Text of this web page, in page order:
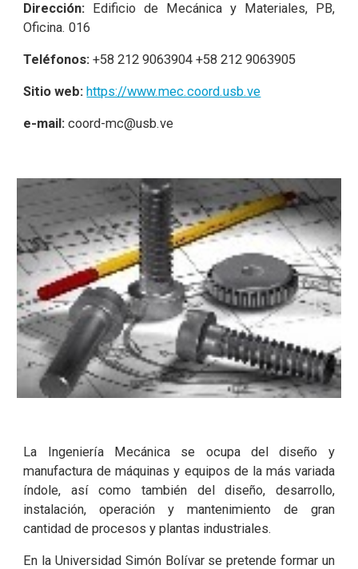
Dirección: Edificio de Mecánica y Materiales, PB,
Oficina. 016
Teléfonos:+58212 9063904 +58 212 9063905
Sitio web:https://www.mec.coord.usb.ve
e-mail: coord-mc@usb.ve
La Ingeniería Mecánica se ocupa del diseño y
manufactura de máquinas y equipos de la más variada
índole, así como también del diseño, desarrollo,
instalación, operación y mantenimiento de gran
cantidad de procesos y plantas industriales.
En la Universidad Simón Bolívar se pretende formar un